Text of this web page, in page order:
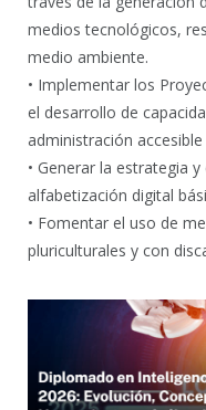
medios tecnológicos,
medio ambiente.
• Implementar los
el desarrollo de
administración
• Generar la estrategia
alfabetización digital
• Fomentar el uso de
pluriculturales y con